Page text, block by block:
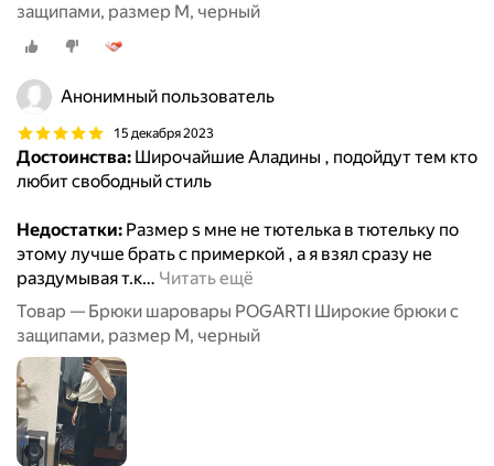
защипами, размер M, черный
Анонимный пользователь
15 декабря 2023
Достоинства: Широчайшие Аладины , подойдут тем кто
любит свободный стиль
Недостатки: Размер s мне не тютелька в тютельку по
этому лучше брать с примеркой , а я взял сразу не
раздумывая т.к… Читать ещё
Товар — Брюки шаровары POGARTI Широкие брюки с
защипами, размер M, черный